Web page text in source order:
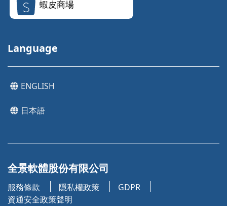
蝦皮商場
Language
ENGLISH
日本語
全景軟體股份有限公司
服務條款 隱私權政策
GDPR
資通安全政策聲明